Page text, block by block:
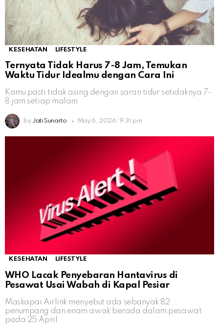
KESEHATAN LIFESTYLE
Ternyata Tidak Harus 7-8 Jam, Temukan
Waktu Tidur Idealmu dengan Cara Ini
Kamu pasti tidak asing dengan saran tidur setidaknya 7-
8 jam setiap malam
by Jati Sunarto May 6, 2026, 9:31 pm
KESEHATAN LIFESTYLE
WHO Lacak Penyebaran Hantavirus di
Pesawat Usai Wabah di Kapal Pesiar
Maskapai Airlink menyebut ada sebanyak 82
penumpang dan enam awak berada dalam pesawat
pada 25 April